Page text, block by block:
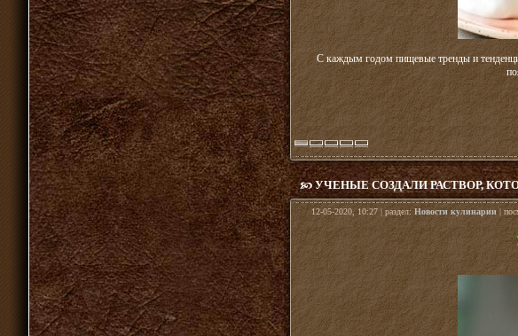
С каждым годом пищевые тренды и
УЧЕНЫЕ СОЗДАЛИ РАСТВОР,
12-05-2020, 10:27 | раздел:Новости кулинарии |